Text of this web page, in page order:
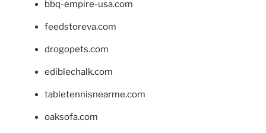
bbq-empire-usa.com
feedstoreva.com
drogopets.com
ediblechalk.com
tabletennisnearme.com
oaksofa.com